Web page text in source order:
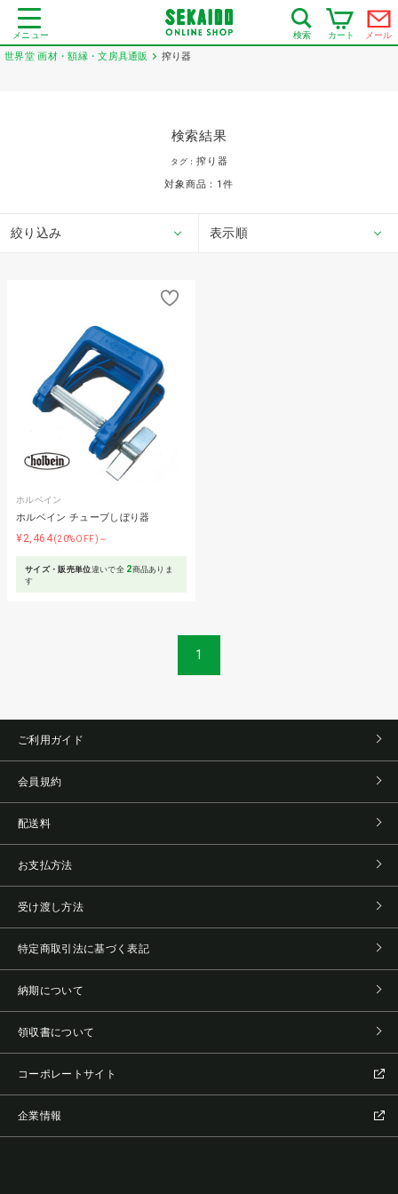
メニュー 検索 カート メール
世界堂 画材・額縁・文房具通販 搾り器
検索結果
タグ： 搾り器
対象商品： 1 件
絞り込み 表示順
ホルベイン
ホルベイン チューブしぼり器
¥2,464(20%OFF)～
サイズ・販売単位違いで全 2商品ありま
す
1
ご利用ガイド
会員規約
配送料
お支払方法
受け渡し方法
特定商取引法に基づく表記
納期について
領収書について
コーポレートサイト
企業情報